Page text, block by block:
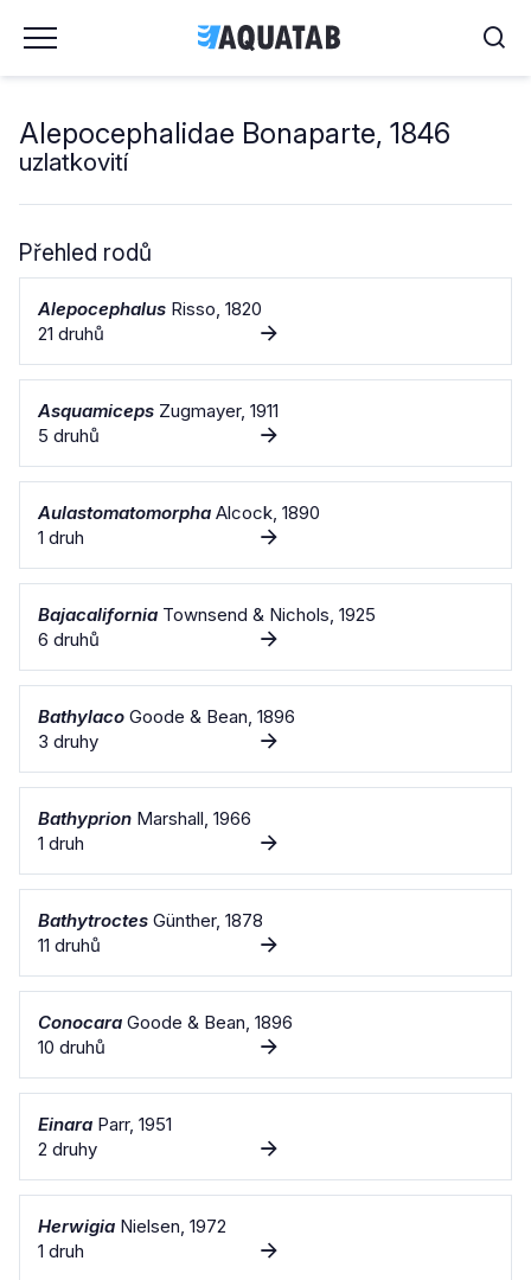
Alepocephalidae Bonaparte, 1846
uzlatkovití
Přehled rodů
Alepocephalus Risso, 1820
21 druhů
Asquamiceps Zugmayer, 1911
5 druhů
Aulastomatomorpha Alcock, 1890
1 druh
Bajacalifornia Townsend & Nichols, 1925
6 druhů
Bathylaco Goode & Bean, 1896
3 druhy
Bathyprion Marshall, 1966
1 druh
Bathytroctes Günther, 1878
11 druhů
Conocara Goode & Bean, 1896
10 druhů
Einara Parr, 1951
2 druhy
Herwigia Nielsen, 1972
1 druh